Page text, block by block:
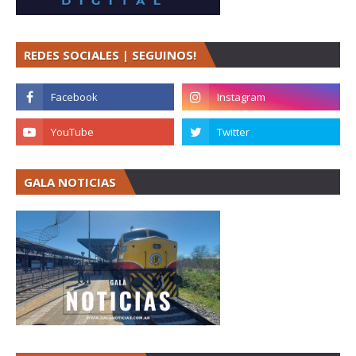
REDES SOCIALES | SEGUINOS!
GALA NOTICIAS